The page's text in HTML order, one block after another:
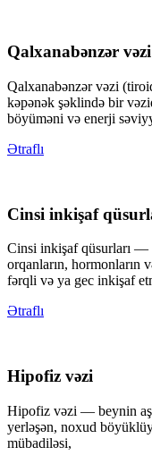
Qalxanabənzər vəzi
Qalxanabənzər vəzi
kəpənək şəklində bir
böyüməni və enerji
Ətraflı
Cinsi inkişaf
Cinsi inkişaf qüsurları —
orqanların, hormonların
fərqli və ya gec inkişaf
Ətraflı
Hipofiz vəzi
Hipofiz vəzi — beynin
yerləşən, noxud
mübadiləsi,